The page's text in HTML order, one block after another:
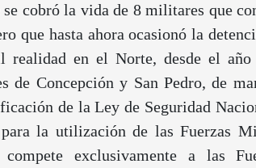
cobró la vida de 8 militares que
hasta ahora ocasionó la
en el Norte, desde el año
de Concepción y San Pedro, de
de la Ley de Seguridad
la utilización de las Fuerzas
exclusivamente a las